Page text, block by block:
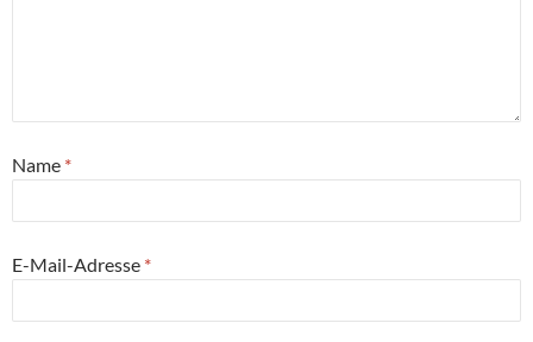
Name *
E-Mail-Adresse *